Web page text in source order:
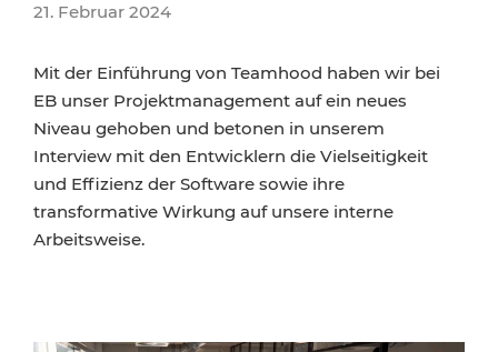
21. Februar 2024
Mit der Einführung von Teamhood haben wir bei
EB unser Projektmanagement auf ein neues
Niveau gehoben und betonen in unserem
Interview mit den Entwicklern die Vielseitigkeit
und Effizienz der Software sowie ihre
transformative Wirkung auf unsere interne
Arbeitsweise.